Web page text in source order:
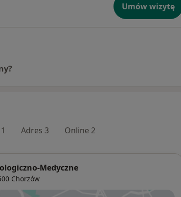
Umów wizytę
Adres 3 Online 2
Medyczne
Chorzów